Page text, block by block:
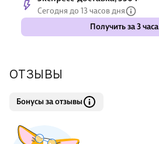
Сегодня до 13 часов дня
Получить за 3 часа
ОТЗЫВЫ
Бонусы за отзывы